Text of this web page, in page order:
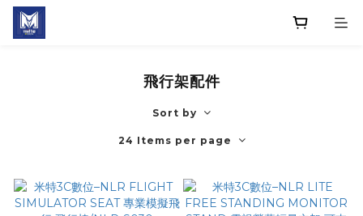
飛行架配件
Sort by
24 Items per page